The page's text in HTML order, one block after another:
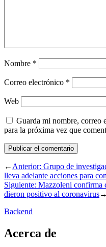
Nombre *
Correo electrónico *
Web
Guarda mi nombre, correo
para la próxima vez que
←Anterior: Grupo de
lleva adelante acciones para
Siguiente: Mazzoleni confirma
dieron positivo al coronavirus→
Backend
Acerca de